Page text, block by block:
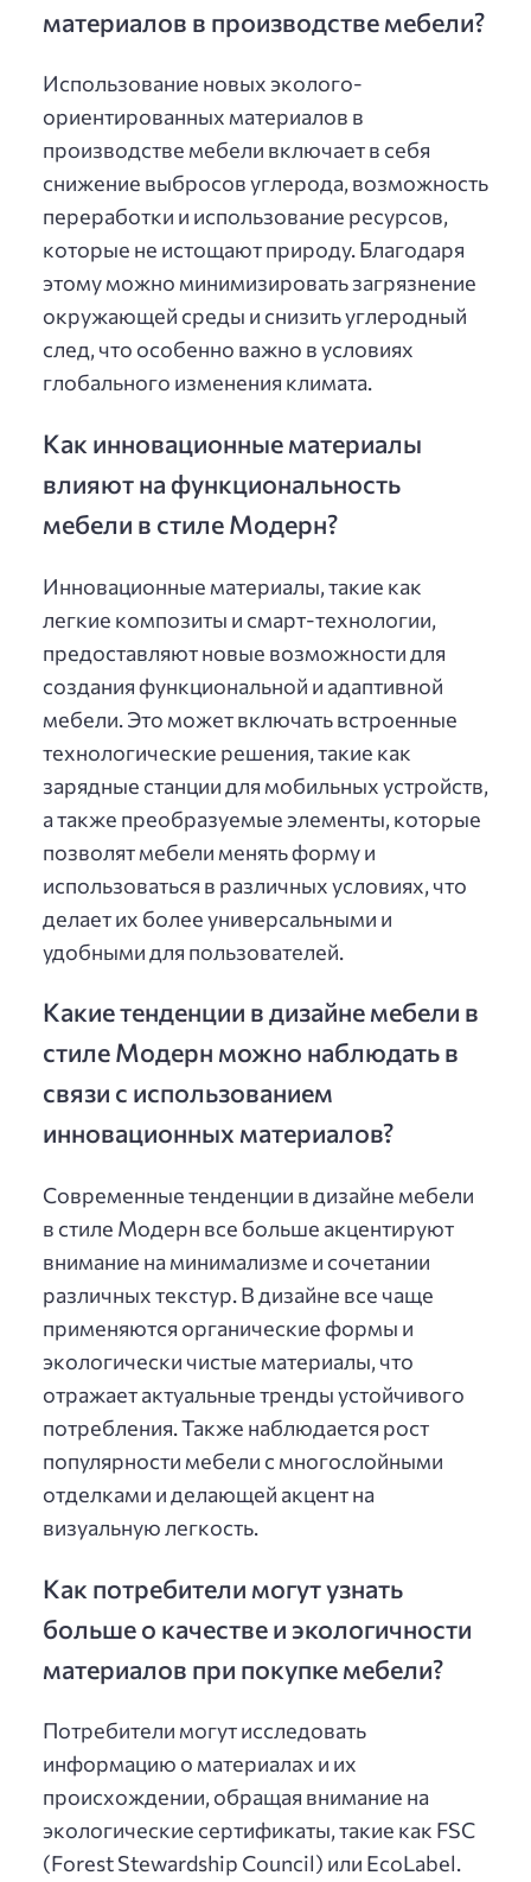
материалов в производстве мебели?
Использование новых эколого-
ориентированных материалов в
производстве мебели включает в себя
снижение выбросов углерода, возможность
переработки и использование ресурсов,
которые не истощают природу. Благодаря
этому можно минимизировать загрязнение
окружающей среды и снизить углеродный
след, что особенно важно в условиях
глобального изменения климата.
Как инновационные материалы
влияют на функциональность
мебели в стиле Модерн?
Инновационные материалы, такие как
легкие композиты и смарт-технологии,
предоставляют новые возможности для
создания функциональной и адаптивной
мебели. Это может включать встроенные
технологические решения, такие как
зарядные станции для мобильных устройств,
а также преобразуемые элементы, которые
позволят мебели менять форму и
использоваться в различных условиях, что
делает их более универсальными и
удобными для пользователей.
Какие тенденции в дизайне мебели в
стиле Модерн можно наблюдать в
связи с использованием
инновационных материалов?
Современные тенденции в дизайне мебели
в стиле Модерн все больше акцентируют
внимание на минимализме и сочетании
различных текстур. В дизайне все чаще
применяются органические формы и
экологически чистые материалы, что
отражает актуальные тренды устойчивого
потребления. Также наблюдается рост
популярности мебели с многослойными
отделками и делающей акцент на
визуальную легкость.
Как потребители могут узнать
больше о качестве и экологичности
материалов при покупке мебели?
Потребители могут исследовать
информацию о материалах и их
происхождении, обращая внимание на
экологические сертификаты, такие как FSC
(Forest Stewardship Council) или EcoLabel.